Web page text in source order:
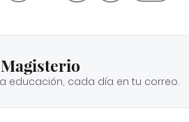
educación, cada día en tu correo.